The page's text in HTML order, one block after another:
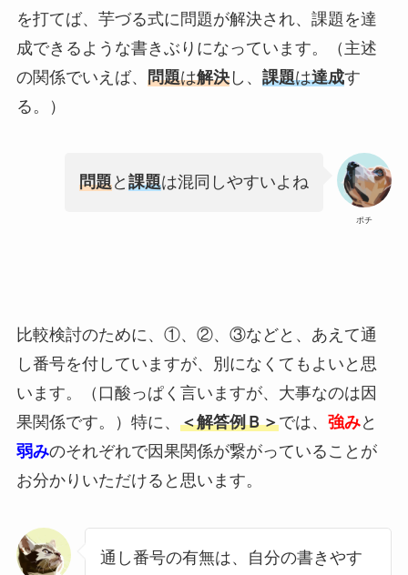
を打てば、芋づる式に問題が解決され、課題を達
成できるような書きぶりになっています。（主述
の関係でいえば、 問題は解決し、 課題は達成す
る。）
ポチ
問題と 課題は混同しやすいよね
比較検討のために、①、②、③などと、あえて通
し番号を付していますが、別になくてもよいと思
います。（口酸っぱく言いますが、大事なのは因
果関係です。）特に、 ＜解答例Ｂ＞では、 強みと
弱みのそれぞれで因果関係が繋がっていることが
お分かりいただけると思います。
通し番号の有無は、自分の書きやす